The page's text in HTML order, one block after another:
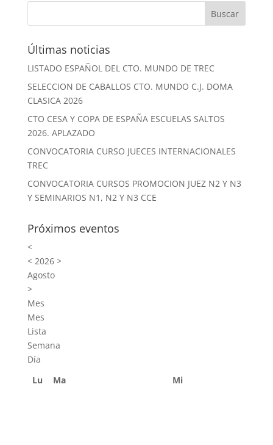
Últimas noticias
LISTADO ESPAÑOL DEL CTO. MUNDO DE TREC
SELECCION DE CABALLOS CTO. MUNDO C.J. DOMA
CLASICA 2026
CTO CESA Y COPA DE ESPAÑA ESCUELAS SALTOS
2026. APLAZADO
CONVOCATORIA CURSO JUECES INTERNACIONALES
TREC
CONVOCATORIA CURSOS PROMOCION JUEZ N2 Y N3
Y SEMINARIOS N1, N2 Y N3 CCE
Próximos eventos
<
<2026 >
Agosto
>
Mes
Mes
Lista
Semana
Día
Lu
Ma Mi